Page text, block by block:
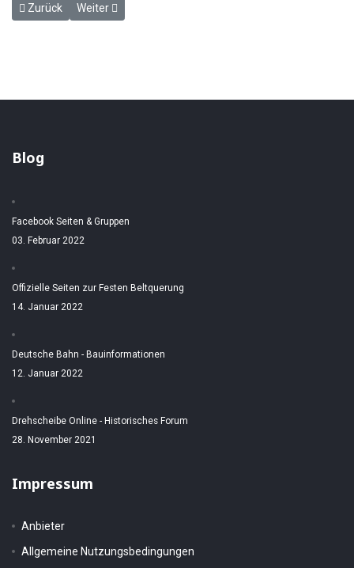
Vorheriger Beitrag: Die Bauarbeiten am Fährhafen Puttgarden im
Zurück Nächster Beitrag: Stand der Bauarbeiten in Puttgarden
Weiter
Blog
Facebook Seiten & Gruppen
03. Februar 2022
Offizielle Seiten zur Festen Beltquerung
14. Januar 2022
Deutsche Bahn - Bauinformationen
12. Januar 2022
Drehscheibe Online - Historisches Forum
28. November 2021
Impressum
Anbieter
Allgemeine Nutzungsbedingungen